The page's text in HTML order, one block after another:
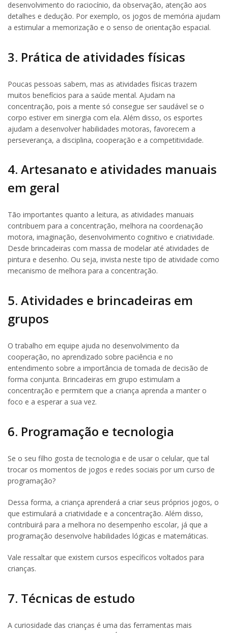
desenvolvimento do raciocínio, da observação, atenção aos
detalhes e dedução. Por exemplo, os jogos de memória ajudam
a estimular a memorização e o senso de orientação espacial.
3. Prática de atividades físicas
Poucas pessoas sabem, mas as atividades físicas trazem
muitos benefícios para a saúde mental. Ajudam na
concentração, pois a mente só consegue ser saudável se o
corpo estiver em sinergia com ela. Além disso, os esportes
ajudam a desenvolver habilidades motoras, favorecem a
perseverança, a disciplina, cooperação e a competitividade.
4. Artesanato e atividades manuais
em geral
Tão importantes quanto a leitura, as atividades manuais
contribuem para a concentração, melhora na coordenação
motora, imaginação, desenvolvimento cognitivo e criatividade.
Desde brincadeiras com massa de modelar até atividades de
pintura e desenho. Ou seja, invista neste tipo de atividade como
mecanismo de melhora para a concentração.
5. Atividades e brincadeiras em
grupos
O trabalho em equipe ajuda no desenvolvimento da
cooperação, no aprendizado sobre paciência e no
entendimento sobre a importância de tomada de decisão de
forma conjunta. Brincadeiras em grupo estimulam a
concentração e permitem que a criança aprenda a manter o
foco e a esperar a sua vez.
6. Programação e tecnologia
Se o seu filho gosta de tecnologia e de usar o celular, que tal
trocar os momentos de jogos e redes sociais por um curso de
programação?
Dessa forma, a criança aprenderá a criar seus próprios jogos, o
que estimulará a criatividade e a concentração. Além disso,
contribuirá para a melhora no desempenho escolar, já que a
programação desenvolve habilidades lógicas e matemáticas.
Vale ressaltar que existem cursos específicos voltados para
crianças.
7. Técnicas de estudo
A curiosidade das crianças é uma das ferramentas mais